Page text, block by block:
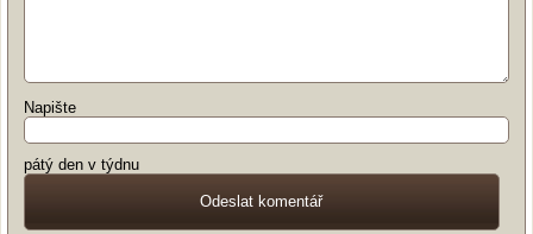
Napište
pátý den v týdnu